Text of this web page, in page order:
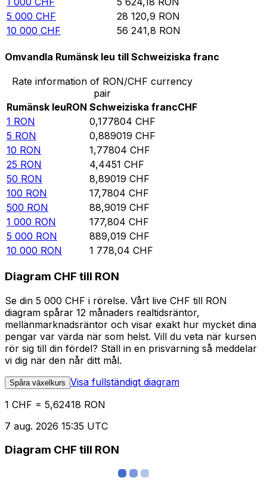
5 000 CHF 28 120,9 RON
10 000 CHF 56 241,8 RON
Omvandla Rumänsk leu till Schweiziska franc
Rate information of RON/CHF currency
pair
Rumänsk leuRON Schweiziska francCHF
1 RON 0,177804 CHF
5 RON 0,889019 CHF
10 RON 1,77804 CHF
25 RON 4,4451 CHF
50 RON 8,89019 CHF
100 RON 17,7804 CHF
500 RON 88,9019 CHF
1 000 RON 177,804 CHF
5 000 RON 889,019 CHF
10 000 RON 1 778,04 CHF
Diagram CHF till RON
Se din 5 000 CHF i rörelse. Vårt live CHF till RON
diagram spårar 12 månaders realtidsräntor,
mellanmarknadsräntor och visar exakt hur mycket dina
pengar var värda när som helst. Vill du veta när kursen
rör sig till din fördel? Ställ in en prisvarning så meddelar
vi dig när den når ditt mål.
Spåra växelkurs Visa fullständigt diagram
1 CHF = 5,62418 RON
7 aug. 2026 15:35 UTC
Diagram CHF till RON